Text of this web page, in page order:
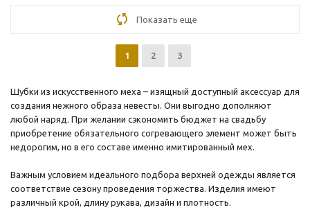
Показать еще
1 2 3
Шубки из искусственного меха – изящный доступный аксессуар для
создания нежного образа невесты. Они выгодно дополняют
любой наряд. При желании сэкономить бюджет на свадьбу
приобретение обязательного согревающего элемент может быть
недорогим, но в его составе именно имитированный мех.
Важным условием идеального подбора верхней одежды является
соответствие сезону проведения торжества. Изделия имеют
различный крой, длину рукава, дизайн и плотность.